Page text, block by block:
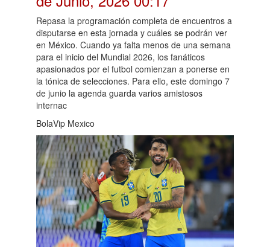
Repasa la programación completa de encuentros a
disputarse en esta jornada y cuáles se podrán ver
en México. Cuando ya falta menos de una semana
para el inicio del Mundial 2026, los fanáticos
apasionados por el futbol comienzan a ponerse en
la tónica de selecciones. Para ello, este domingo 7
de junio la agenda guarda varios amistosos
internac
BolaVip Mexico